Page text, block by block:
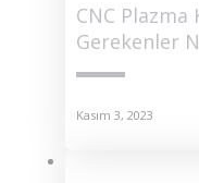
CNC
Gerekenler
Kasım 3, 2023